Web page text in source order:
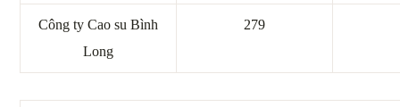
Công ty Cao su Bình
Long
279